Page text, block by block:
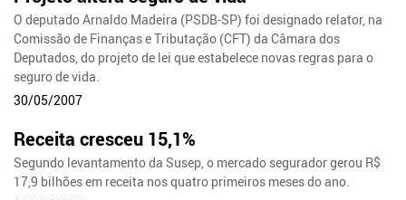
O deputado Arnaldo Madeira (PSDB-SP) foi designado relator, na
Comissão de Finanças e Tributação (CFT) da Câmara dos
Deputados, do projeto de lei que estabelece novas regras para o
seguro de vida.
30/05/2007
Receita cresceu 15,1%
Segundo levantamento da Susep, o mercado segurador gerou R$
17,9 bilhões em receita nos quatro primeiros meses do ano.